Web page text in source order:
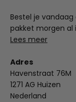
Bestel je
pakket morgen al
Lees meer
Adres
Havenstraat 76M
1271 AG Huizen
Nederland